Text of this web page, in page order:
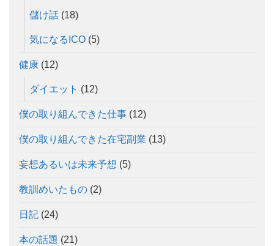
儲け話 (18)
気になるICO (5)
健康 (12)
ダイエット (12)
僕の取り組んできた仕事 (12)
僕の取り組んできた在宅副業 (13)
妄想あるいは未来予想 (5)
教訓めいたもの (2)
日記 (24)
本の話題 (21)